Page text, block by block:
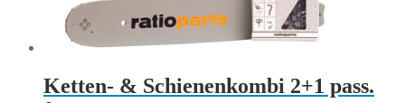
Ketten- & Schienenkombi 2+1 pass.